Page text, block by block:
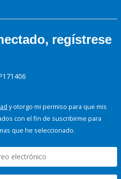
regístrese
y otorgo mi permiso para que mis
con el fin de suscribirme para
que he seleccionado.